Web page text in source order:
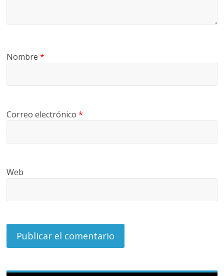
Nombre*
Correo electrónico*
Web